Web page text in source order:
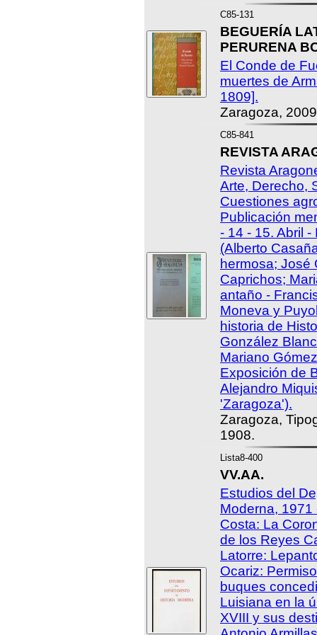
C85-131
BEGUERÍA
PERURENA
El Conde de
muertes de
1809].
Zaragoza,
C85-841
REVISTA
Revista
Arte, Derecho,
Cuestiones
Publicación
- 14 - 15. Abril
(Alberto
hermosa; José
Caprichos;
antaño -
Moneva y
historia de
González
Mariano
Exposición de
Alejandro
'Zaragoza').
Zaragoza,
1908.
Lista8-400
VV.AA.
Estudios del
Moderna,
Costa: La
de los Reyes
Latorre:
Ocariz:
buques
Luisiana en la
XVIII y sus